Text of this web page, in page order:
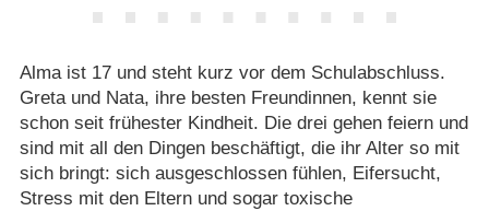
Alma ist 17 und steht kurz vor dem Schulabschluss.
Greta und Nata, ihre besten Freundinnen, kennt sie
schon seit frühester Kindheit. Die drei gehen feiern und
sind mit all den Dingen beschäftigt, die ihr Alter so mit
sich bringt: sich ausgeschlossen fühlen, Eifersucht,
Stress mit den Eltern und sogar toxische